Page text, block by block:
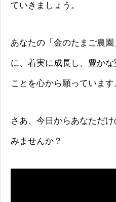
ていきましょう。
あなたの「金のたまご農
に、着実に成長し、豊か
ことを心から願っています
さあ、今日からあなただ
みませんか？